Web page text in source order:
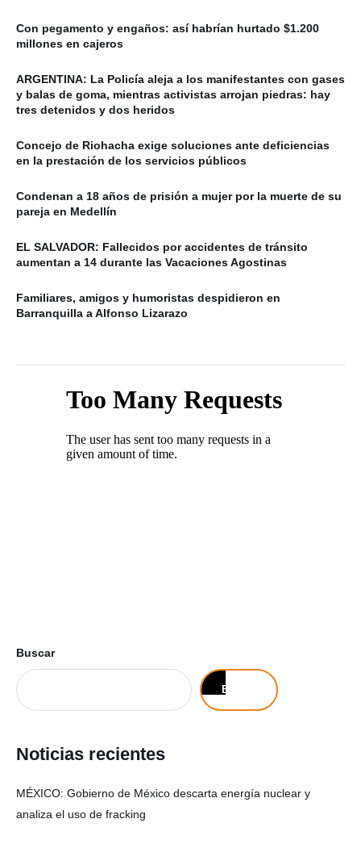
Con pegamento y engaños: así habrían hurtado $1.200
millones en cajeros
ARGENTINA: La Policía aleja a los manifestantes con gases
y balas de goma, mientras activistas arrojan piedras: hay
tres detenidos y dos heridos
Concejo de Riohacha exige soluciones ante deficiencias
en la prestación de los servicios públicos
Condenan a 18 años de prisión a mujer por la muerte de su
pareja en Medellín
EL SALVADOR: Fallecidos por accidentes de tránsito
aumentan a 14 durante las Vacaciones Agostinas
Familiares, amigos y humoristas despidieron en
Barranquilla a Alfonso Lizarazo
Buscar
Buscar
Noticias recientes
MÉXICO: Gobierno de México descarta energía nuclear y
analiza el uso de fracking